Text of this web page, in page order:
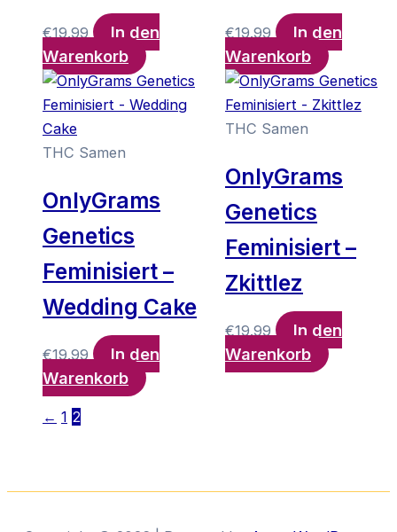
€19.99
In den
Warenkorb
€19.99
In den
Warenkorb
THC Samen
OnlyGrams
Genetics
Feminisiert –
Wedding Cake
€19.99
In den
Warenkorb
THC Samen
OnlyGrams
Genetics
Feminisiert –
Zkittlez
€19.99
In den
Warenkorb
← 1 2